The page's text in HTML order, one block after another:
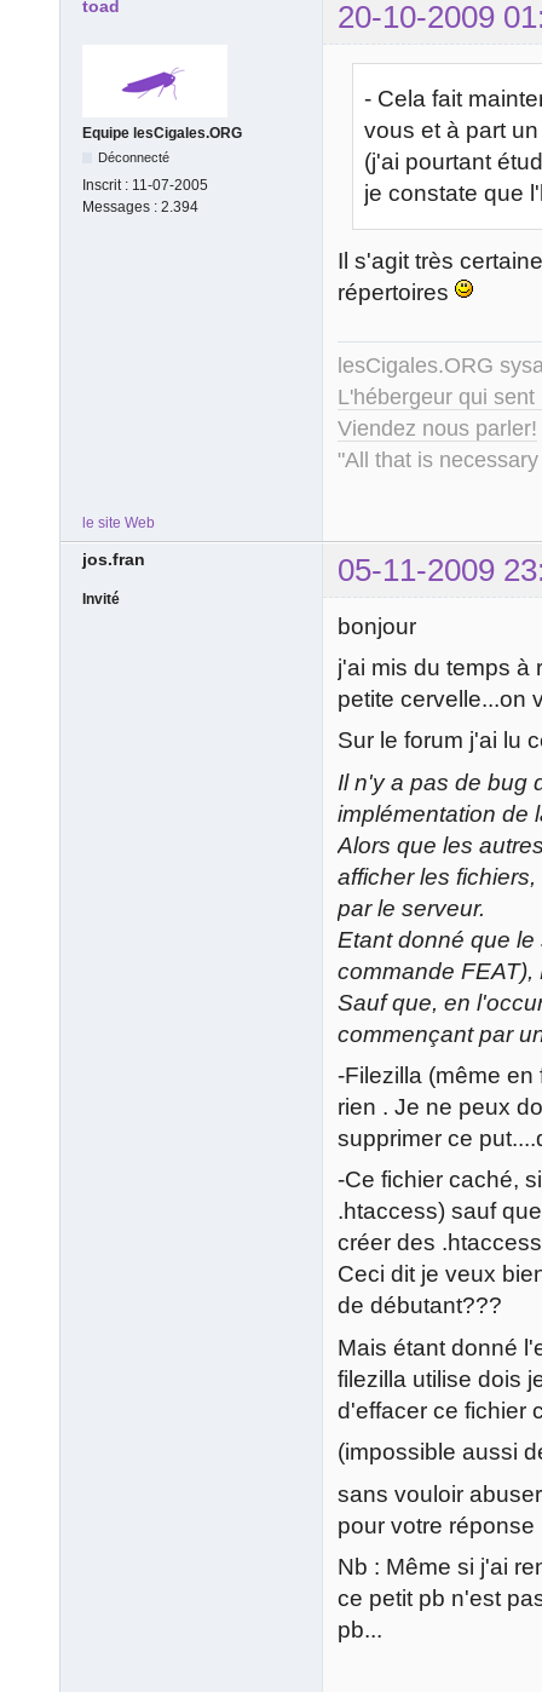
toad 20-10-2009
Equipe lesCigales.ORG
Déconnecté
Inscrit : 11-07-2005
Messages : 2.394
- Cela fait
vous et à part
(j'ai pourtant
je constate que
Il s'agit très
répertoires
lesCigales.ORG
L'hébergeur qui
Viendez nous parler!
"All that is
le site Web
jos.fran 05-11-2009
Invité
bonjour
j'ai mis du temps à
petite cervelle...on
Sur le forum j'ai lu
Il n'y a pas de bug
implémentation de
Alors que les
afficher les
par le serveur.
Etant donné que
commande FEAT),
Sauf que, en
commençant par
-Filezilla (même
rien . Je ne peux
supprimer ce
-Ce fichier caché,
.htaccess) sauf
créer des
Ceci dit je veux
de débutant???
Mais étant donné
filezilla utilise dois
d'effacer ce fichier
(impossible aussi
sans vouloir
pour votre
Nb : Même si j'ai
ce petit pb n'est
pb...